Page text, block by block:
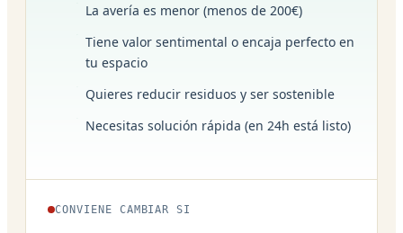
La avería es menor (menos de 200€)
Tiene valor sentimental o encaja perfecto en
tu espacio
Quieres reducir residuos y ser sostenible
Necesitas solución rápida (en 24h está listo)
CONVIENE CAMBIAR SI